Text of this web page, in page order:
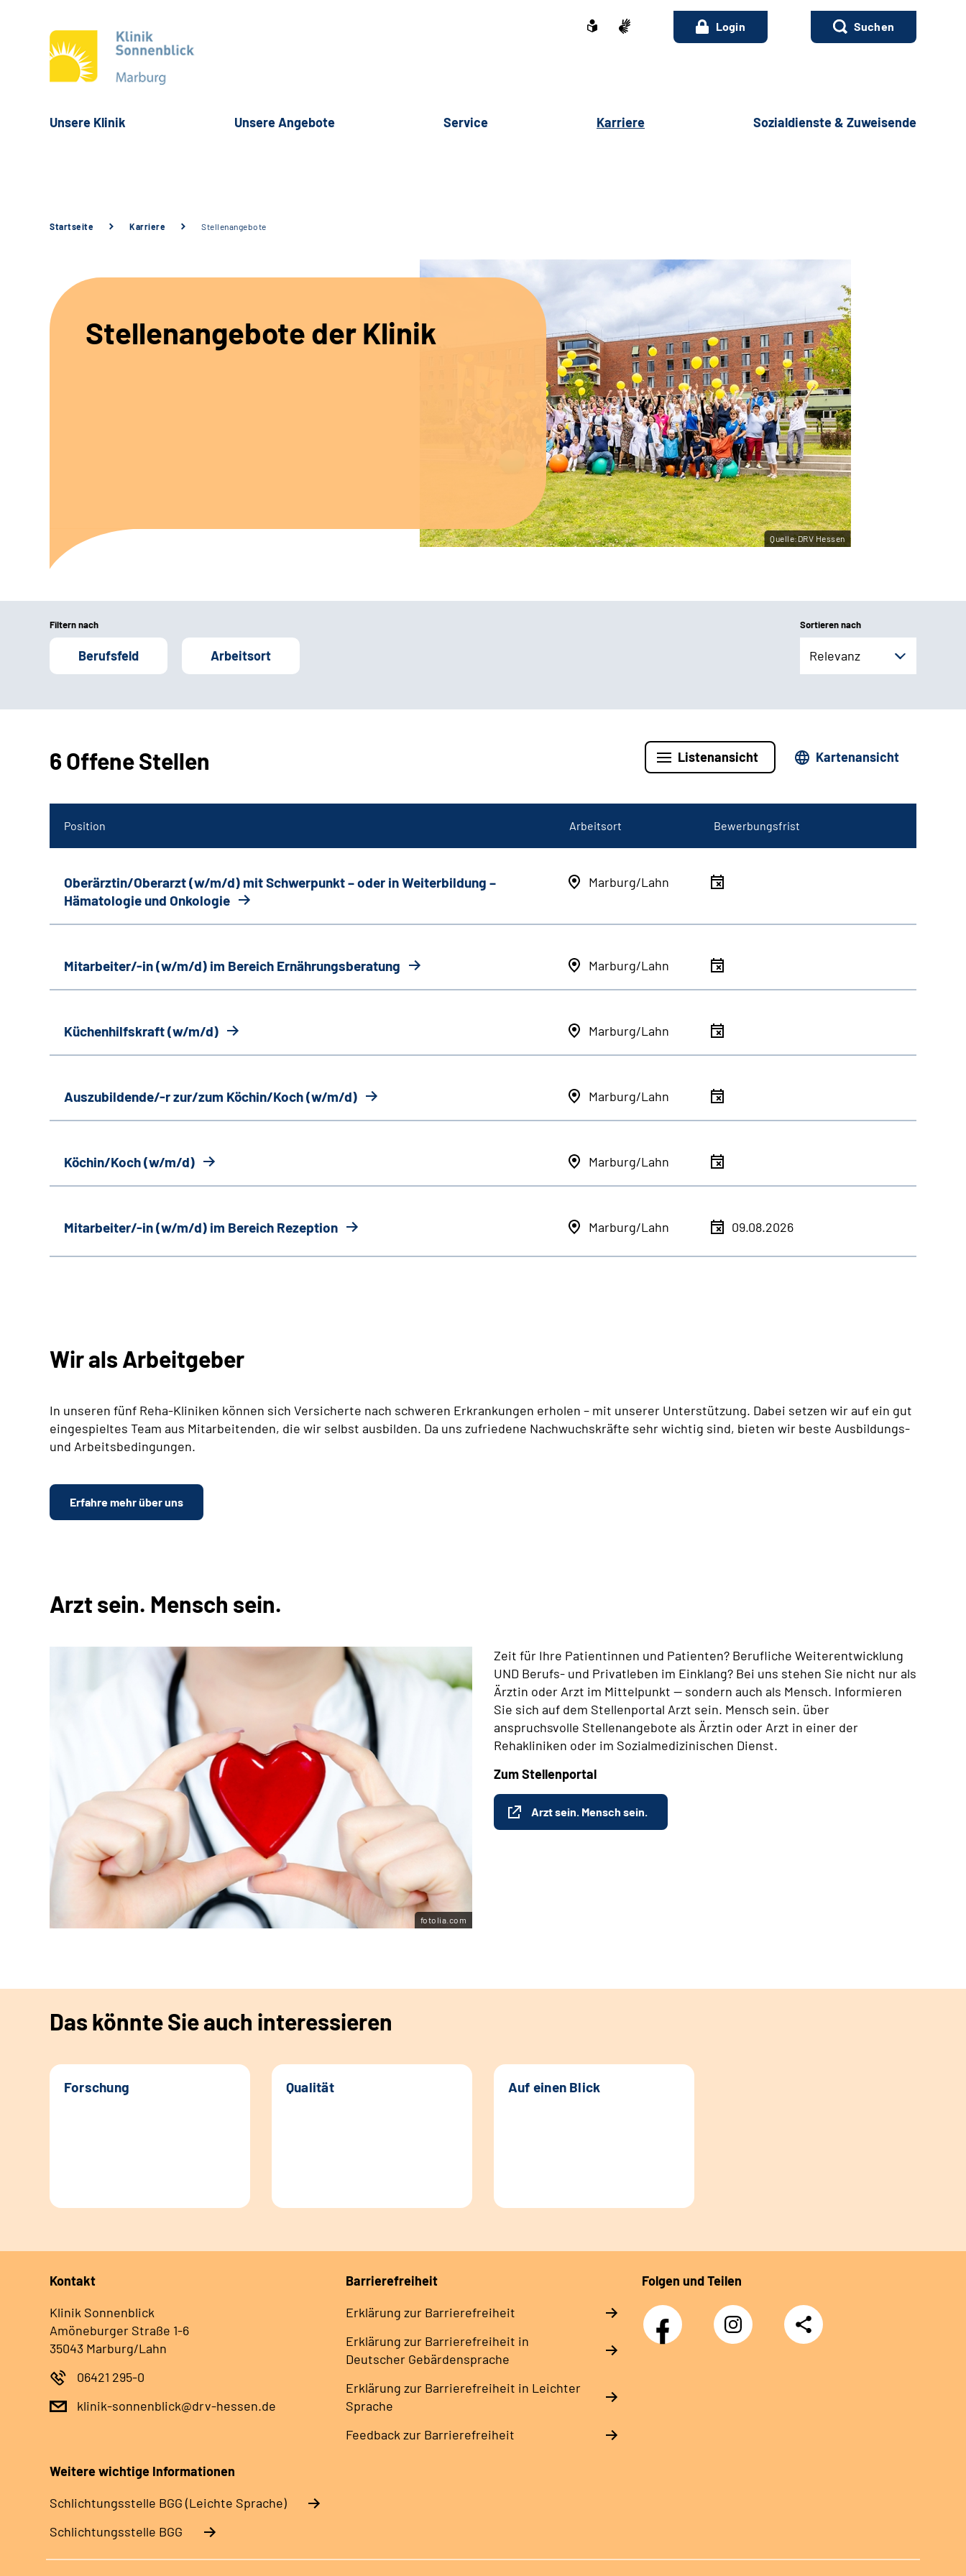
Login Suchen
Unsere Klinik Unsere Angebote Service Karriere Sozialdienste & Zuweisende
Startseite Karriere Stellenangebote
Stellenangebote der Klinik
Quelle:DRV Hessen
Filtern nach
Berufsfeld Arbeitsort
Sortieren nach
Relevanz
6 Offene Stellen Listenansicht Kartenansicht
Position Arbeitsort Bewerbungsfrist
Oberärztin/Oberarzt (w/m/d) mit Schwerpunkt–oder in Weiterbildung –
Hämatologie und Onkologie
Marburg/Lahn
Mitarbeiter/-in (w/m/d) im Bereich Ernährungsberatung Marburg/Lahn
Küchenhilfskraft (w/m/d) Marburg/Lahn
Auszubildende/-r zur/zum Köchin/Koch (w/m/d) Marburg/Lahn
Köchin/Koch (w/m/d) Marburg/Lahn
Mitarbeiter/-in (w/m/d) im Bereich Rezeption Marburg/Lahn 09.08.2026
Wir als Arbeitgeber
In unseren fünf Reha-Kliniken können sich Versicherte nach schweren Erkrankungen erholen – mit unserer Unterstützung. Dabei setzen wir auf ein gut
eingespieltes Team aus Mitarbeitenden, die wir selbst ausbilden. Da uns zufriedene Nachwuchskräfte sehr wichtig sind, bieten wir beste Ausbildungs-
und Arbeitsbedingungen.
Erfahre mehr über uns
Arzt sein. Mensch sein.
Zeit für Ihre Patientinnen und Patienten? Berufliche Weiterentwicklung
UND Berufs- und Privatleben im Einklang? Bei uns stehen Sie nicht nur als
Ärztin oder Arzt im Mittelpunkt — sondern auch als Mensch. Informieren
Sie sich auf dem Stellenportal Arzt sein. Mensch sein. über
anspruchsvolle Stellenangebote als Ärztin oder Arzt in einer der
Rehakliniken oder im Sozialmedizinischen Dienst.
Zum Stellenportal
Arzt sein. Mensch sein.
fotolia.com
Das könnte Sie auch interessieren
Forschung Qualität Auf einen Blick
Kontakt
Klinik Sonnenblick
Amöneburger Straße 1-6
35043 Marburg/Lahn
06421 295-0
klinik-sonnenblick@drv-hessen.de
Barrierefreiheit
Erklärung zur Barrierefreiheit
Erklärung zur Barrierefreiheit in
Deutscher Gebärdensprache
Erklärung zur Barrierefreiheit in Leichter
Sprache
Feedback zur Barrierefreiheit
Folgen und Teilen
Facebook
Klinik
Sonnenblick
Instagram
Klinik
Sonnenblick
Teilen
Weitere wichtige Informationen
Schlich­tungs­stel­le BGG (Leichte Sprache)
Schlich­tungs­stel­le BGG